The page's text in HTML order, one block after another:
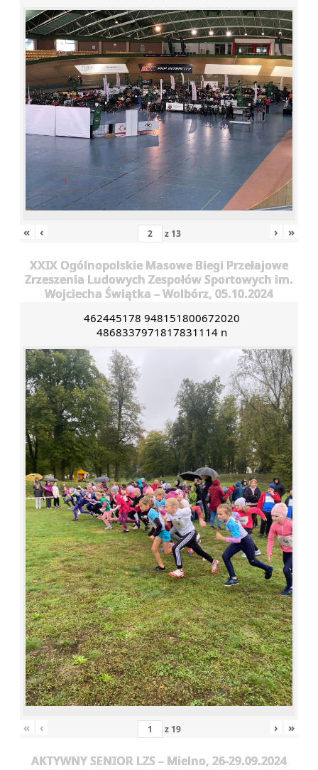
« ‹ z 13 › »
XXIX Ogólnopolskie Masowe Biegi Przełajowe
Zrzeszenia Ludowych Zespołów Sportowych im.
Wojciecha Świątka – Wolbórz, 05.10.2024
462445178 948151800672020
4868337971817831114 n
« ‹ z 19 › »
AKTYWNY SENIOR LZS – Mielno, 26-29.09.2024